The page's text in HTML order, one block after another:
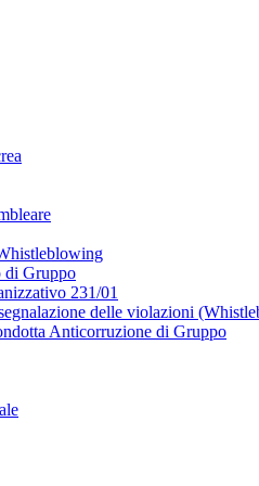
di Gruppo
231/01
delle violazioni
Anticorruzione di Gruppo